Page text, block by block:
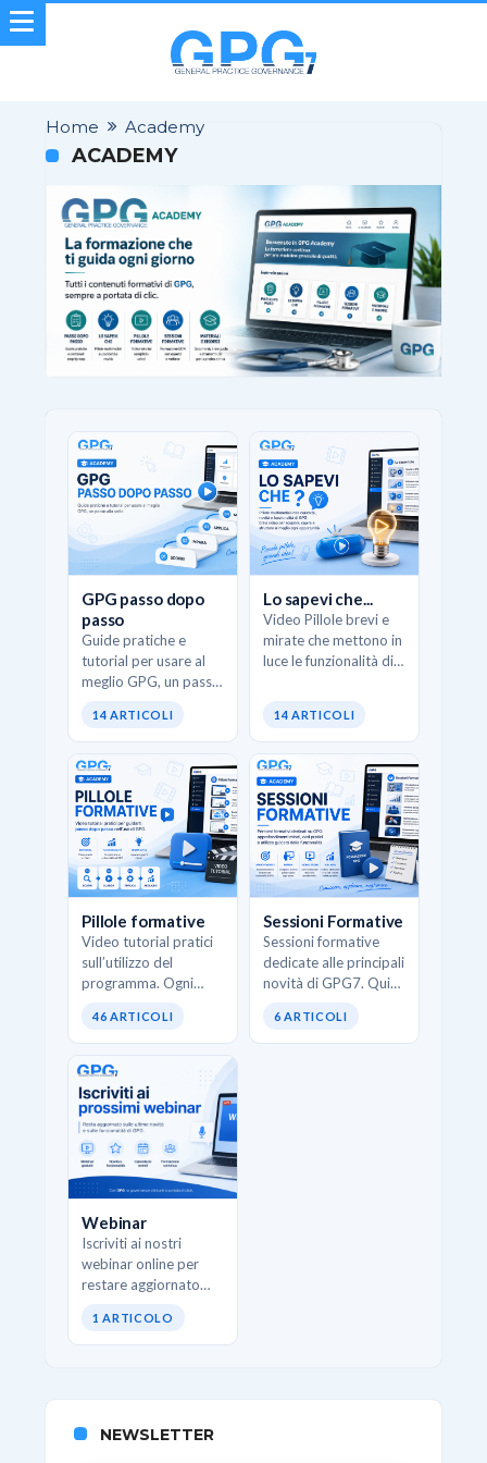
Home Academy
ACADEMY
GPG passo dopo
passo
Guide pratiche e
tutorial per usare al
meglio GPG, un passo
14 ARTICOLI
Lo sapevi che...
Video Pillole brevi e
mirate che mettono in
luce le funzionalità di
concreti. L’obiettivo è
scoprire opportunità
pratiche…
14 ARTICOLI
Pillole formative
Video tutorial pratici
sull’utilizzo del
programma. Ogni
funzione specifica di
GPG e mostra come
usarla correttamente
senza teoria inutile.
Ideali quando…
46 ARTICOLI
Sessioni Formative
Sessioni formative
dedicate alle principali
novità di GPG7. Qui
strutturati che
spiegano come
6 ARTICOLI
Webinar
Iscriviti ai nostri
webinar online per
restare aggiornato
sulle funzionalità di
GPG.
1 ARTICOLO
NEWSLETTER